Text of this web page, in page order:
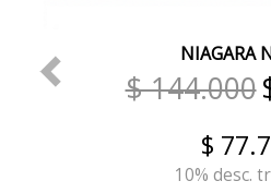
NIAGARA
$ 144.000
$
10% desc.